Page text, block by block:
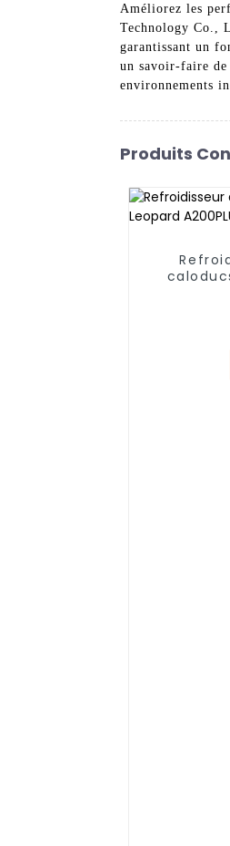
Améliorez les
Technology Co.,
garantissant un
un savoir-faire de
environnements
Produits